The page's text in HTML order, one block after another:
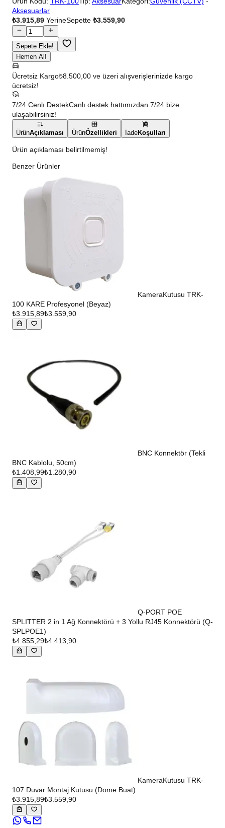
Aksesuarlar
₺3.915,89 YerineSepette ₺3.559,90
Sepete Ekle!
Hemen Al!
Ücretsiz Kargo₺8.500,00 ve üzeri alışverişlerinizde kargo
ücretsiz!
7/24 Cenlı DestekCanlı destek hattımızdan 7/24 bize
ulaşabilirsiniz!
ÜrünAçıklaması ÜrünÖzellikleri İadeKoşulları
Ürün açıklaması belirtilmemiş!
Benzer Ürünler
KameraKutusu TRK-
100 KARE Profesyonel (Beyaz)
₺3.915,89₺3.559,90
BNC Konnektör (Tekli
BNC Kablolu, 50cm)
₺1.408,99₺1.280,90
Q-PORT POE
SPLITTER 2 in 1 Ağ Konnektörü + 3 Yollu RJ45 Konnektörü (Q-
SPLPOE1)
₺4.855,29₺4.413,90
KameraKutusu TRK-
107 Duvar Montaj Kutusu (Dome Buat)
₺3.915,89₺3.559,90